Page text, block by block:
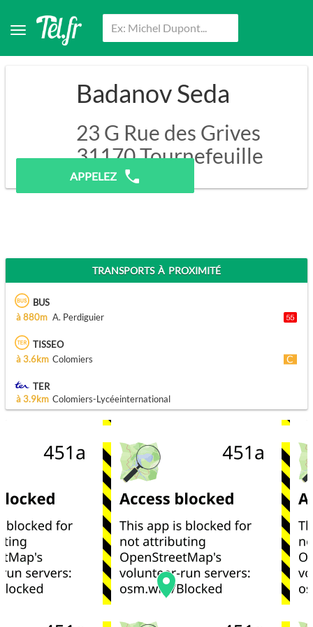
Badanov Seda
23 G Rue des Grives
31170Tournefeuille
APPELEZ
TRANSPORTS À PROXIMITÉ
BUS
à 880m A. Perdiguier
TISSEO
à 3.6km Colomiers
TER
à 3.9km Colomiers-Lycéeinternational